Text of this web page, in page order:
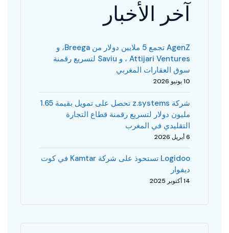
آخر الأخبار
AgenZ تجمع 5 ملايين دولار من Breega، و
Attijari Ventures ، و Saviu لتسريع رقمنة
سوق العقارات المغربي
10 يونيو 2026
شركة z.systems تحصل على تمويل بقيمة 1.65
مليون دولار لتسريع رقمنة قطاع التجارة
التقليدي في المغرب
6 أبريل 2026
Logidoo تستحوذ على شركة Kamtar في كوت
ديفوار
14 أكتوبر 2025